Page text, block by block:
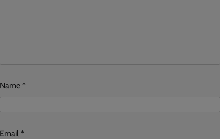
Name *
Email *